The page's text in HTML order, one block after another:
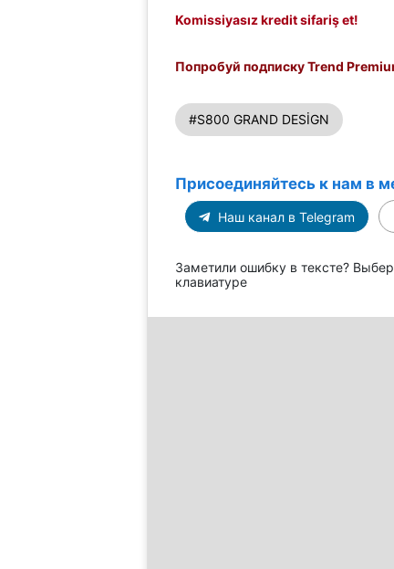
Komissiyasız kredit sifariş et!
Попробуй подписку Trend
#S800 GRAND DESİGN
Присоединяйтесь к нам в
Наш канал в Telegram
Заметили ошибку в тексте?
клавиатуре